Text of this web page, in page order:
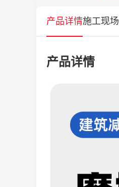
产品详情施工现场
产品详情